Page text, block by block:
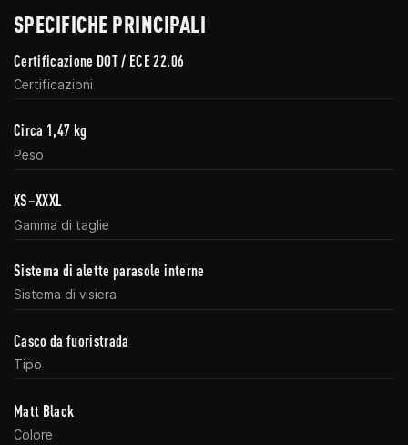
SPECIFICHE PRINCIPALI
Certificazione DOT / ECE 22.06
Certificazioni
Circa 1,47 kg
Peso
XS–XXXL
Gamma di taglie
Sistema di alette parasole interne
Sistema di visiera
Casco da fuoristrada
Tipo
Matt Black
Colore